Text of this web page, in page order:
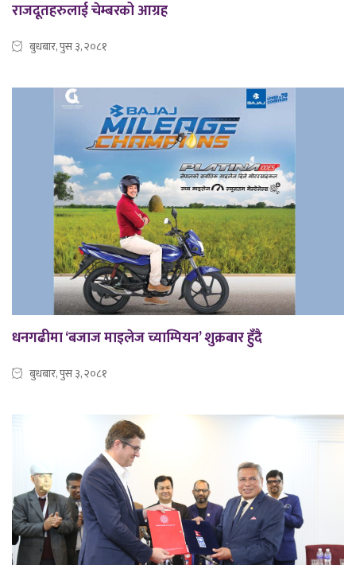
राजदूतहरुलाई चेम्बरको आग्रह
बुधबार, पुस ३, २०८१
धनगढीमा ‘बजाज माइलेज च्याम्पियन’ शुक्रबार हुँदै
बुधबार, पुस ३, २०८१